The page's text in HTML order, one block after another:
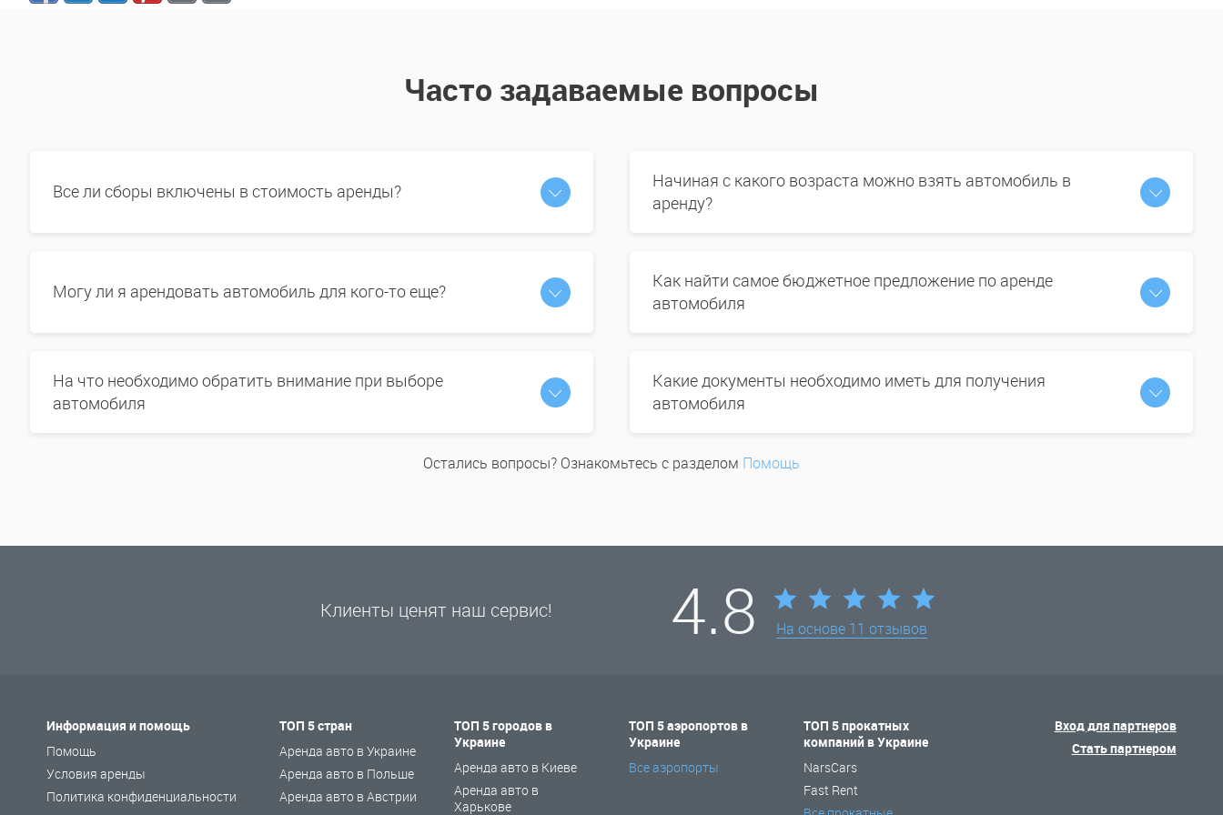
Часто задаваемые вопросы
Все ли сборы включены в стоимость аренды?
Начиная с какого возраста можно взять автомобиль в
аренду?
Могу ли я арендовать автомобиль для кого-то еще?
Как найти самое бюджетное предложение по аренде
автомобиля
На что необходимо обратить внимание при выборе
автомобиля
Какие документы необходимо иметь для получения
автомобиля
Остались вопросы? Ознакомьтесь с разделом Помощь
Клиенты ценят наш сервис! 4.8 На основе 11 отзывов
Информация и помощь
Помощь
Условия аренды
Политика конфиденциальности
ТОП 5 стран
Аренда авто в Украине
Аренда авто в Польше
Аренда авто в Австрии
ТОП 5 городов в
Украине
Аренда авто в Киеве
Аренда авто в
Харькове
ТОП 5 аэропортов в
Украине
Все аэропорты
ТОП 5 прокатных
компаний в Украине
NarsCars
Fast Rent
Вход для партнеров
Стать партнером